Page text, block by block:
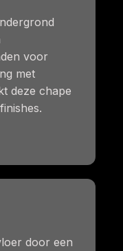
voor
met
deze chape
door een